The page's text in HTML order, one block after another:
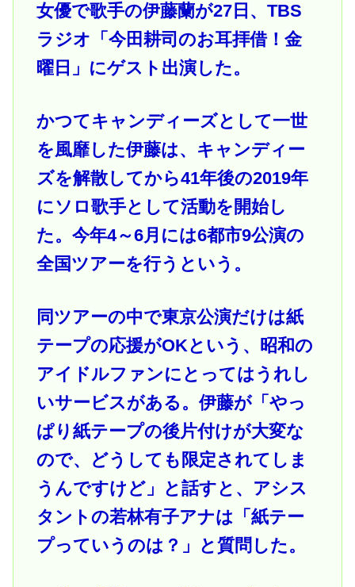
女優で歌手の伊藤蘭が27日、TBS
ラジオ「今田耕司のお耳拝借！金
曜日」にゲスト出演した。
かつてキャンディーズとして一世
を風靡した伊藤は、キャンディー
ズを解散してから41年後の2019年
にソロ歌手として活動を開始し
た。今年4～6月には6都市9公演の
全国ツアーを行うという。
同ツアーの中で東京公演だけは紙
テープの応援がOKという、昭和の
アイドルファンにとってはうれし
いサービスがある。伊藤が「やっ
ぱり紙テープの後片付けが大変な
ので、どうしても限定されてしま
うんですけど」と話すと、アシス
タントの若林有子アナは「紙テー
プっていうのは？」と質問した。